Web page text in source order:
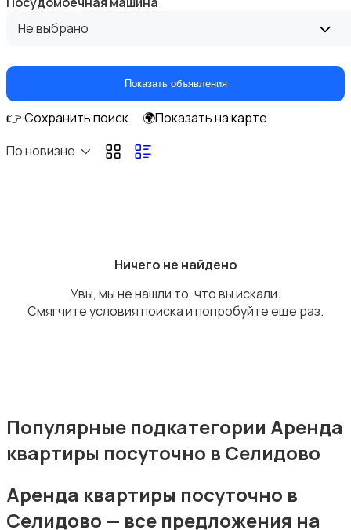
Прочие строения
Аренда гаражей и стоянок
Не выбрано
Показать объявления
👉 Сохранить поиск
🌍Показать на карте
По новизне
Ничего не найдено
Увы, мы не нашли то, что вы искали.
Смягчите условия поиска и попробуйте еще раз.
Популярные подкатегории Аренда
квартиры посуточно в Селидово
Аренда квартиры посуточно в
Селидово — все предложения на